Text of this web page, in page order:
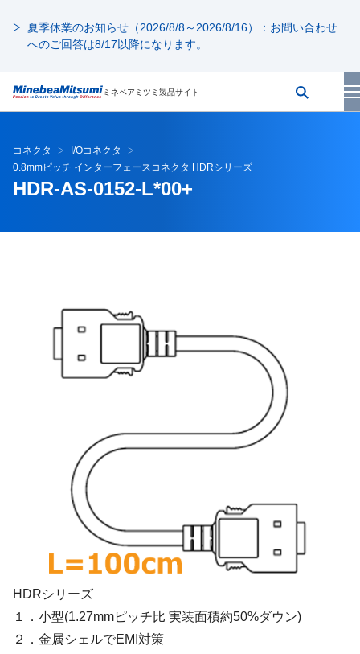
夏季休業のお知らせ（2026/8/8～2026/8/16）：お問い合わせ
へのご回答は8/17以降になります。
ミネベアミツミ製品サイト
コネクタ
I/Oコネクタ
0.8mmピッチ インターフェースコネクタ HDRシリーズ
HDR-AS-0152-L*00+
HDRシリーズ
１．小型(1.27mmピッチ比 実装面積約50%ダウン)
２．金属シェルでEMI対策